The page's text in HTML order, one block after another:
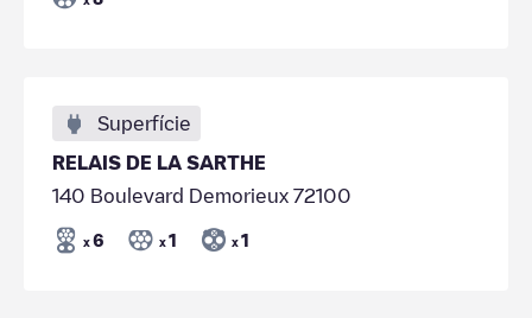
Superfície
RELAIS DE LA SARTHE
140 Boulevard Demorieux 72100
x 6 x 1 x 1